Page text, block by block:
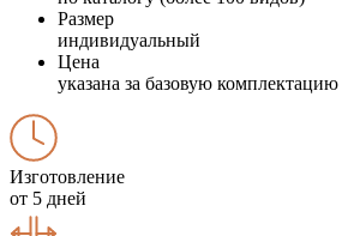
Размер
индивидуальный
Цена
указана за базовую комплектацию
Изготовление
от 5 дней